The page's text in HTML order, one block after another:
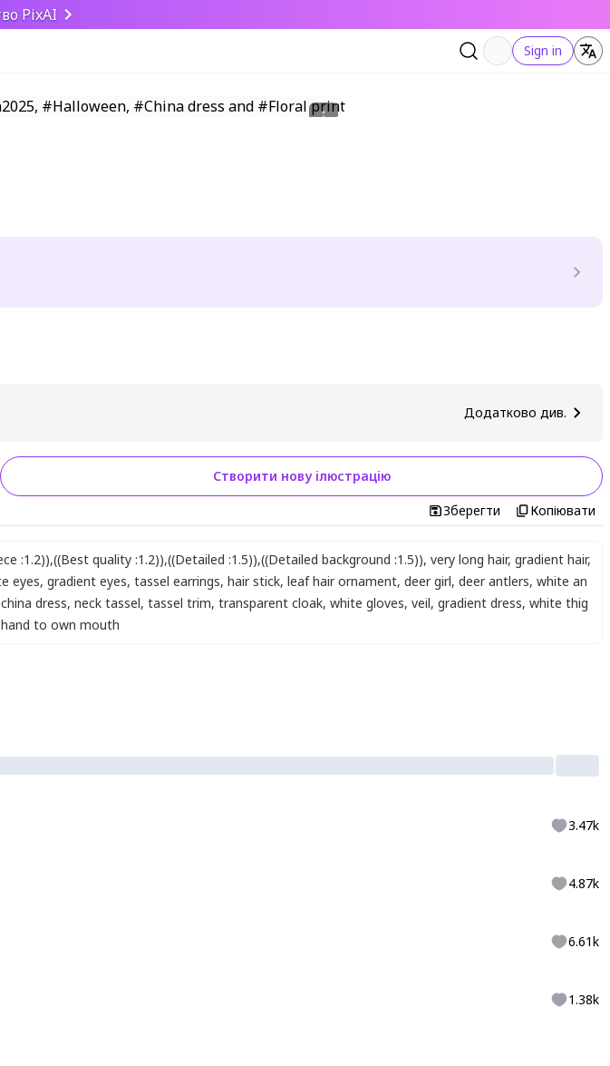
PixAI
Sign in
Додатково див.
Створити нову ілюстрацію
Зберегти Копіювати
:1.2)),((Best quality :1.2)),((Detailed :1.5)),((Detailed background :1.5)), very long hair, gradient hair,
eyes, gradient eyes, tassel earrings, hair stick, leaf hair ornament, deer girl, deer antlers, white an
dress, neck tassel, tassel trim, transparent cloak, white gloves, veil, gradient dress, white thig
hand to own mouth
3.47k
4.87k
6.61k
1.38k